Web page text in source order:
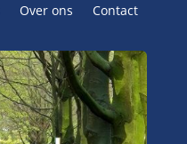
Over ons Contact